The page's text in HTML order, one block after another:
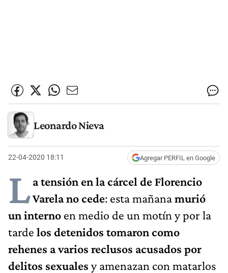
Leonardo Nieva
22-04-2020 18:11 Agregar PERFIL en Google
La tensión en la cárcel de Florencio
Varela no cede: esta mañanamurió
un interno en medio de un motín y por la
tarde los detenidos tomaron como
rehenes a varios reclusos acusados por
delitos sexuales y amenazan con matarlos